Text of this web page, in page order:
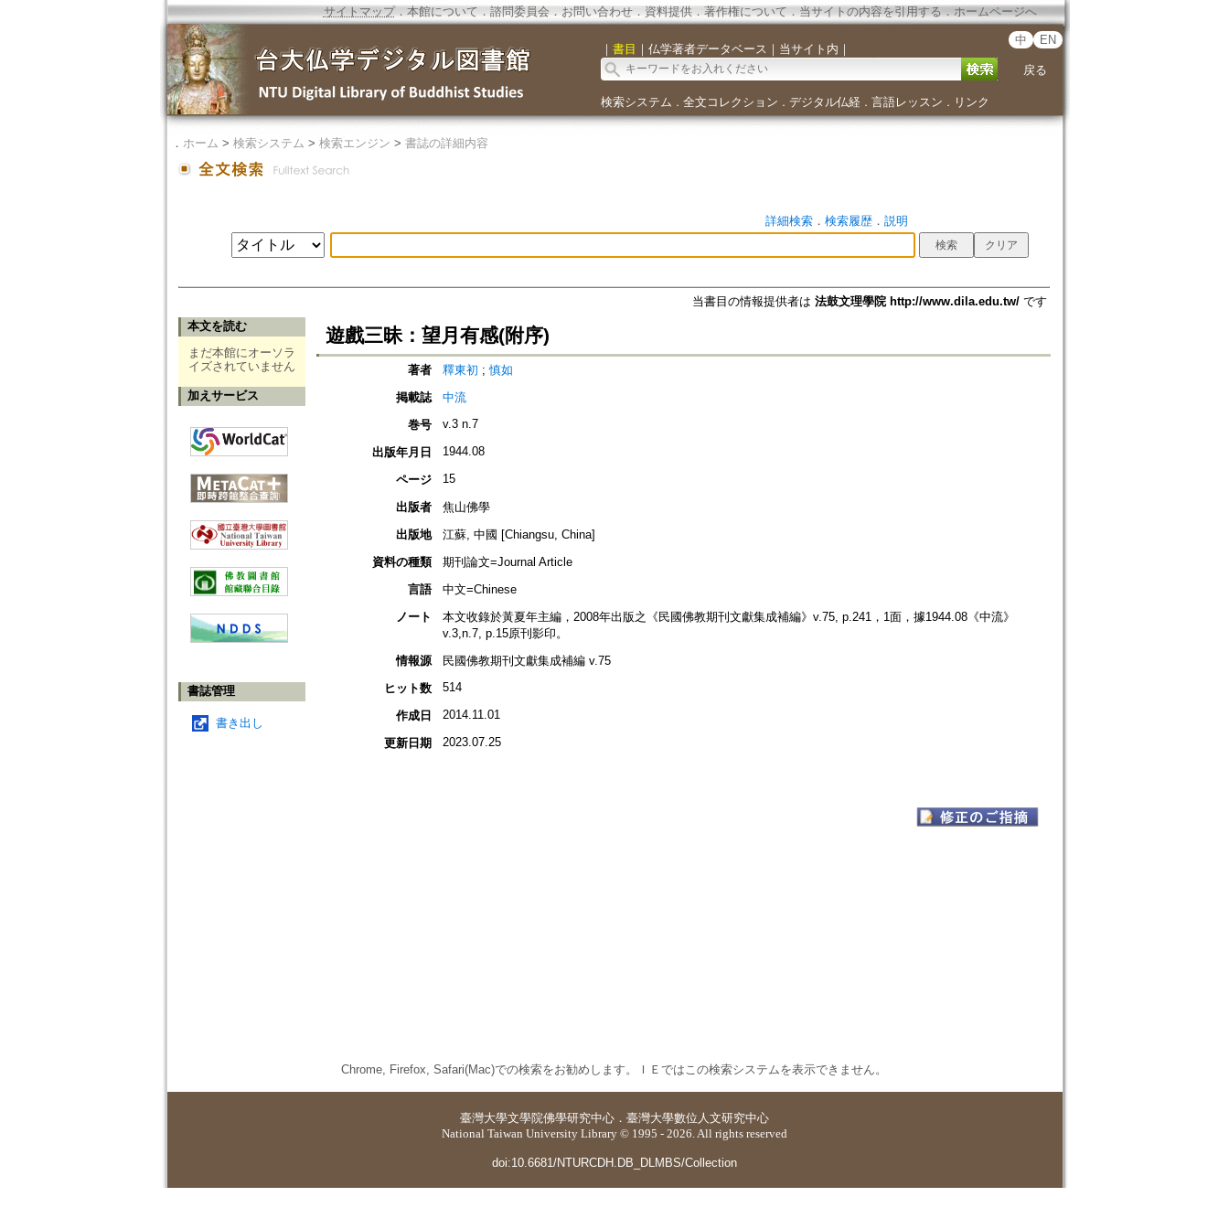
サイトマップ．本館について ． 諮問委員会． お問い合わせ． 資料提供． 著作権について．当サイトの内容を引用する ． ホームページへ
｜ 書目 ｜ 仏学著者データベース ｜ 当サイト内 ｜
中 EN
戻る
検索システム ． 全文コレクション ． デジタル仏経． 言語レッスン ． リンク
． ホーム > 検索システム > 検索エンジン > 書誌の詳細内容
詳細検索． 検索履歴． 説明
当書目の情報提供者は 法鼓文理學院 http://www.dila.edu.tw/です
本文を読む
まだ本館にオーソラ
イズされていません
加えサービス
書誌管理
書き出し
遊戲三昧：望月有感(附序)
著者 釋東初 ;慎如
掲載誌
中流
巻号
v.3 n.7
出版年月日 1944.08
ページ 15
出版者
焦山佛學
出版地
江蘇, 中國 [Chiangsu, China]
資料の種類
期刊論文=Journal Article
言語
中文=Chinese
ノート
本文收錄於黃夏年主編，2008年出版之《民國佛教期刊文獻集成補編》v.75, p.241，1面，據1944.08《中流》
v.3,n.7, p.15原刊影印。
情報源
民國佛教期刊文獻集成補編 v.75
ヒット数
514
作成日 2014.11.01
更新日期 2023.07.25
Chrome, Firefox, Safari(Mac)での検索をお勧めします。ＩＥではこの検索システムを表示できません。
臺灣大學文學院佛學研究中心 ． 臺灣大學數位人文研究中心
National Taiwan University Library © 1995 - 2026. All rights reserved
doi:10.6681/NTURCDH.DB_DLMBS/Collection